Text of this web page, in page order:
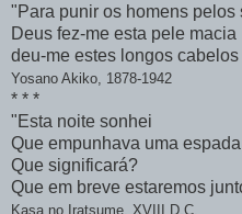
"Para punir os homens pelos
Deus fez-me esta pele macia
deu-me estes longos
Yosano Akiko, 1878-1942
* * *
"Esta noite sonhei
Que empunhava uma
Que significará?
Que em breve estaremos
Kasa no Iratsume, XVIII D.C.